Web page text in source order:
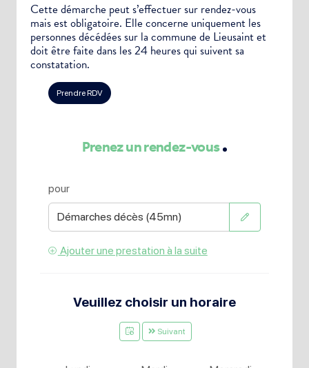
Cette démarche peut s’effectuer sur rendez-vous
mais est obligatoire. Elle concerne uniquement les
personnes décédées sur la commune de Lieusaint et
doit être faite dans les 24 heures qui suivent sa
constatation.